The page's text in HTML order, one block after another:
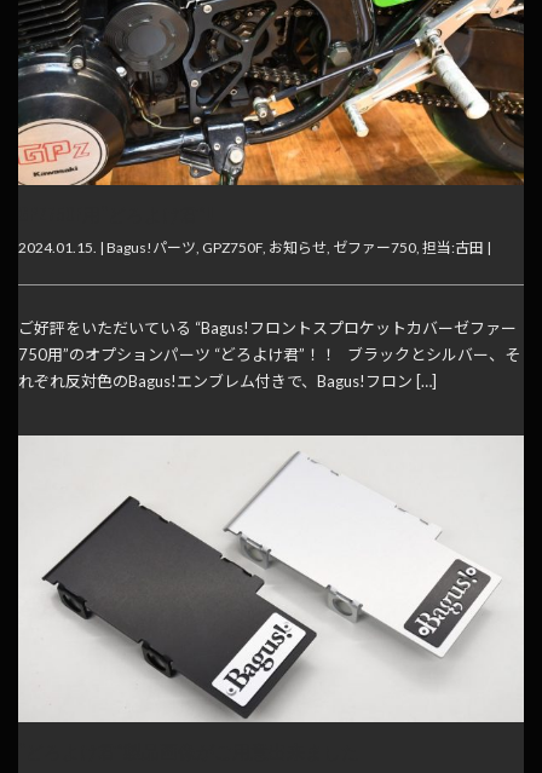
2024.01.15. | Bagus!パーツ GPZ750F お知らせ ゼファー750 担当:古田 |
ご好評をいただいている “Bagus!フロントスプロケットカバーゼファー
750用”のオプションパーツ “どろよけ君”！！ ブラックとシルバー、そ
れぞれ反対色のBagus!エンブレム付きで、Bagus!フロン […]